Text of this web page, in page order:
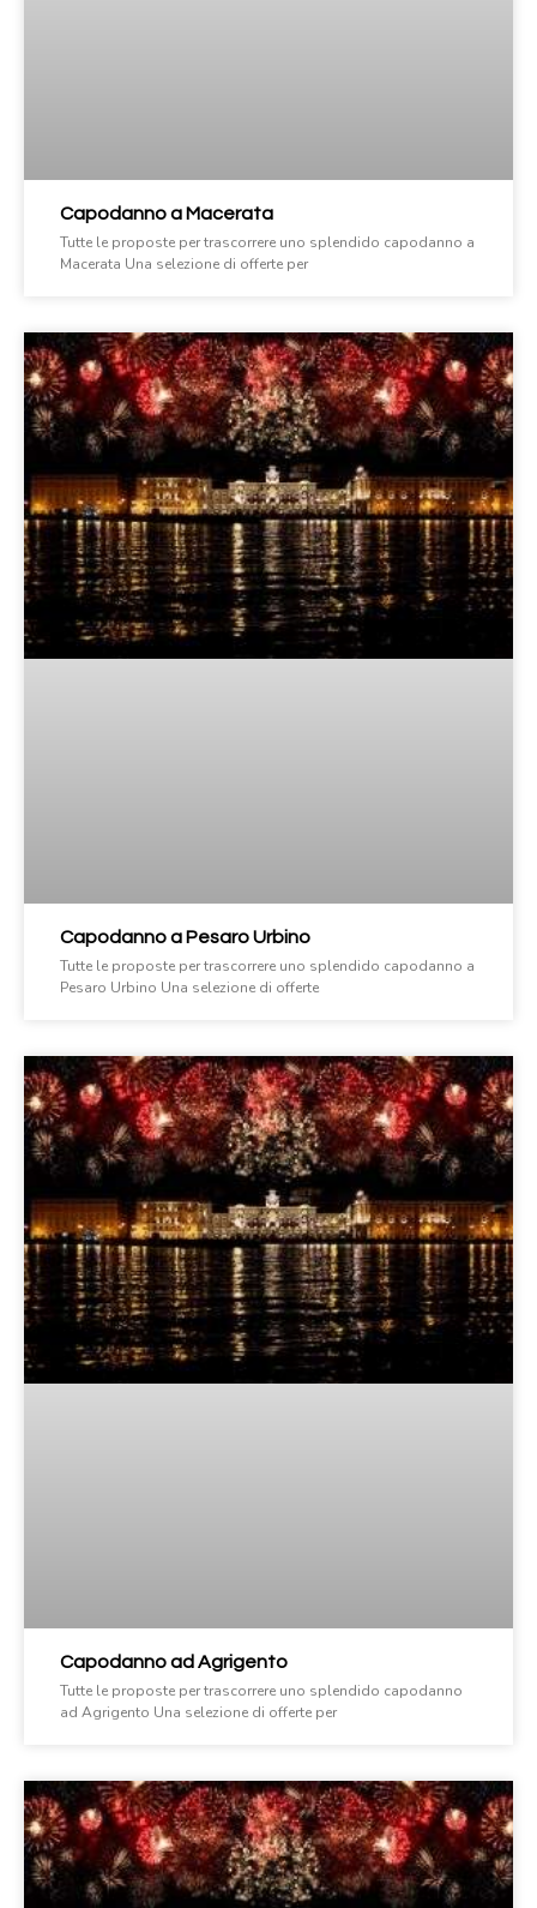
Capodanno a Macerata
Tutte le proposte per trascorrere uno splendido capodanno a
Macerata Una selezione di offerte per
Capodanno a Pesaro Urbino
Tutte le proposte per trascorrere uno splendido capodanno a
Pesaro Urbino Una selezione di offerte
Capodanno ad Agrigento
Tutte le proposte per trascorrere uno splendido capodanno
ad Agrigento Una selezione di offerte per